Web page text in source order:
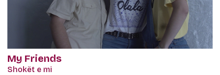
My Friends
Shokët e mi